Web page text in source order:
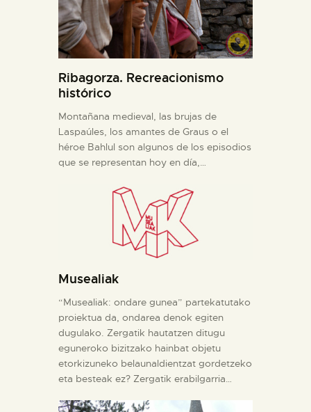
Ribagorza. Recreacionismo
histórico
Montañana medieval, las brujas de
Laspaúles, los amantes de Graus o el
héroe Bahlul son algunos de los episodios
que se representan hoy en día,…
Musealiak
“Musealiak: ondare gunea” partekatutako
proiektua da, ondarea denok egiten
dugulako. Zergatik hautatzen ditugu
eguneroko bizitzako hainbat objetu
etorkizuneko belaunaldientzat gordetzeko
eta besteak ez? Zergatik erabilgarria…